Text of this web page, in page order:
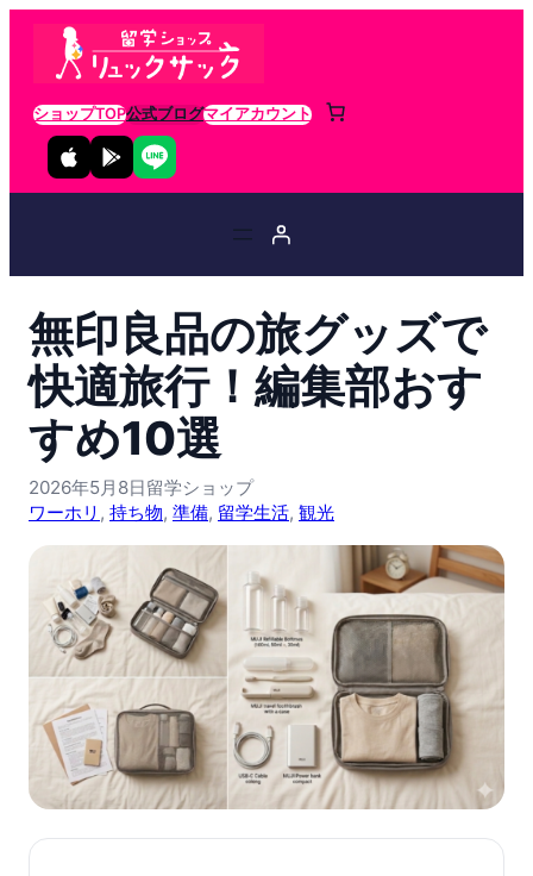
ショップTOP公式ブログマイアカウント
無印良品の旅グッズで
快適旅行！編集部おす
すめ10選
2026年5月8日留学ショップ
ワーホリ , 持ち物, 準備, 留学生活, 観光